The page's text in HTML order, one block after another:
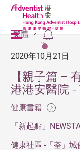
2
繁體
2020年10月21日
【親子篇 –
港港安醫院 -
健康書籍
「新起點」
健康社區 -「荃」城